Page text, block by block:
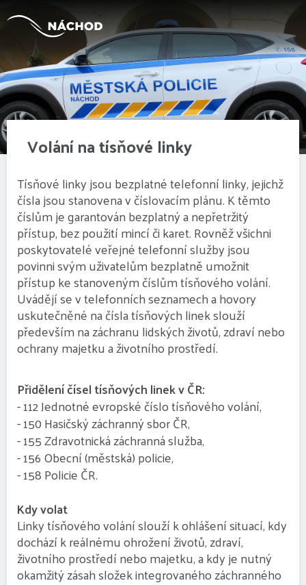
Volání na tísňové linky
Tísňové linky jsou bezplatné telefonní linky, jejichž
čísla jsou stanovena v číslovacím plánu. K těmto
číslům je garantován bezplatný a nepřetržitý
přístup, bez použití mincí či karet. Rovněž všichni
poskytovatelé veřejné telefonní služby jsou
povinni svým uživatelům bezplatně umožnit
přístup ke stanoveným číslům tísňového volání.
Uvádějí se v telefonních seznamech a hovory
uskutečněné na čísla tísňových linek slouží
především na záchranu lidských životů, zdraví nebo
ochrany majetku a životního prostředí.
Přidělení čísel tísňových linek v ČR:
- 112 Jednotné evropské číslo tísňového volání,
- 150 Hasičský záchranný sbor ČR,
- 155 Zdravotnická záchranná služba,
- 156 Obecní (městská) policie,
- 158 Policie ČR.
Kdy volat
Linky tísňového volání slouží k ohlášení situací, kdy
dochází k reálnému ohrožení životů, zdraví,
životního prostředí nebo majetku, a kdy je nutný
okamžitý zásah složek integrovaného záchranného